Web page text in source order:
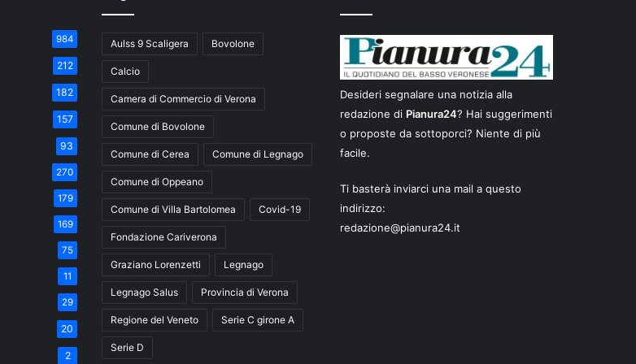
984
212
182
157
93
270
179
169
75
11
29
20
2
Aulss 9 Scaligera Bovolone
Calcio
Camera di Commercio di Verona
Comune di Bovolone
Comune di Cerea Comune di Legnago
Comune di Oppeano
Comune di Villa Bartolomea Covid-19
Fondazione Cariverona
Graziano Lorenzetti Legnago
Legnago Salus Provincia di Verona
Regione del Veneto Serie C girone A
Serie D
Desideri segnalare una notizia alla
redazione di Pianura24? Hai suggerimenti
o proposte da sottoporci? Niente di più
facile.
Ti basterà inviarci una mail a questo
indirizzo:
redazione@pianura24.it